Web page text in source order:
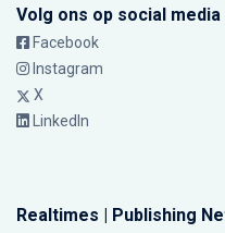
Volg ons op social media
Facebook
Instagram
X
LinkedIn
Realtimes | Publishing